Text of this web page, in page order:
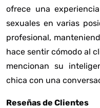
ofrece una
sexuales en varias
profesional,
hace sentir cómodo al
mencionan su
chica con una
Reseñas de Clientes